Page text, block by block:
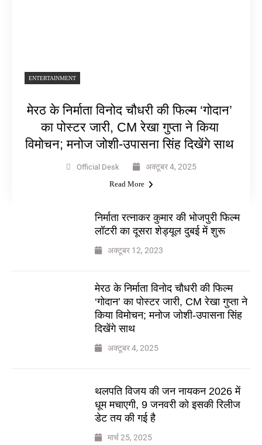
ENTERTAINMENT
मेरठ के निर्माता विनोद चौधरी की फिल्म ‘गोदान’
का पोस्टर जारी, CM रेखा गुप्ता ने किया
विमोचन; मनोज जोशी-उपासना सिंह दिखेंगे साथ
Official Desk अक्टूबर 4, 2025
Read More
निर्माता रत्नाकर कुमार की भोजपुरी फिल्म
लॉटरी का दूसरा शेड्यूल दुबई में शुरू
अक्टूबर 12, 2023
मेरठ के निर्माता विनोद चौधरी की फिल्म
‘गोदान’ का पोस्टर जारी, CM रेखा गुप्ता ने
किया विमोचन; मनोज जोशी-उपासना सिंह
दिखेंगे साथ
अक्टूबर 4, 2025
थलपति विजय की जन नायकन 2026 में
धूम मचाएगी, 9 जनवरी को इसकी रिलीज
डेट तय की गई है
मार्च 25, 2025